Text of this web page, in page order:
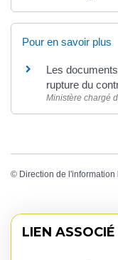
Pour en savoir plus
Les
rupture du
Ministère chargé
© Direction de
LIEN ASSOCIÉ